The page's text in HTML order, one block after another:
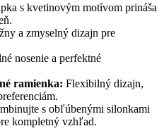
s kvetinovým motívom prináša
a zmyselný dizajn pre
nosenie a perfektné
ramienka: Flexibilný dizajn,
s obľúbenými silonkami
kompletný vzhľad.